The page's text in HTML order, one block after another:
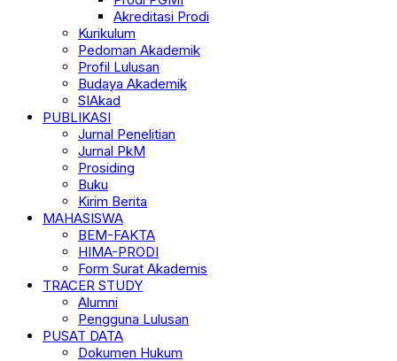
Akreditasi Prodi
Kurikulum
Pedoman Akademik
Profil Lulusan
Budaya Akademik
SIAkad
PUBLIKASI
Jurnal Penelitian
Jurnal PkM
Prosiding
Buku
Kirim Berita
MAHASISWA
BEM-FAKTA
HIMA-PRODI
Form Surat Akademis
TRACER STUDY
Alumni
Pengguna Lulusan
PUSAT DATA
Dokumen Hukum